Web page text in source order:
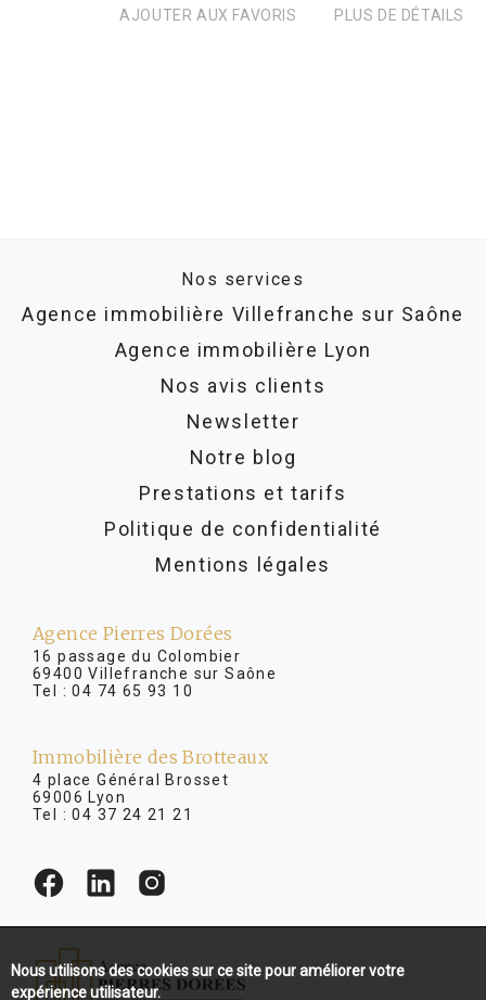
AJOUTER AUX FAVORIS PLUS DE DÉTAILS
Nos services
Agence immobilière Villefranche sur Saône
Agence immobilière Lyon
Nos avis clients
Newsletter
Notre blog
Prestations et tarifs
Politique de confidentialité
Mentions légales
Agence Pierres Dorées
16 passage du Colombier
69400 Villefranche sur Saône
Tel :04 74 65 93 10
Immobilière des Brotteaux
4 place Général Brosset
69006 Lyon
Tel :04 37 24 21 21
Nous utilisons des cookies sur ce site pour améliorer votre
expérience utilisateur.